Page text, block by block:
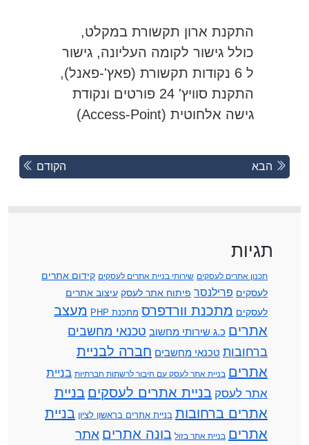
התקנת ארון תקשורת במקלט,
כולל גישור לקומה העליונה, גישור
ל 6 נקודות תקשורת (פאץ'-פאנל),
התקנת סוויץ' 24 פורטים ונקודת
גישה אלחוטית (Access-Point)
Posts
Previous
Posts
הבא
Next
Posts
הקודם
תגיות
תכנון אתרים לעסקים שירותי בניית אתרים לעסקים קידום אתרים
לעסקים פרילנסר פיתוח אתר לעסק עיצוב אתרים
לעסקים מתכנת וורדפרס מתכנת PHP
מעצב
אתרים כ.ג שירותי מחשוב טכנאי מחשבים
ברחובות טכנאי מחשבים חברה לבניית
אתרים בניית אתר לעסק עם חיבור לרשתות חברתיות בניית
אתר לעסק בניית אתרים לעסקים בניית
אתרים ברחובות בניית אתרים בראשון לציון בניית
אתרים בניית אתר בזול בונה אתרים אתר